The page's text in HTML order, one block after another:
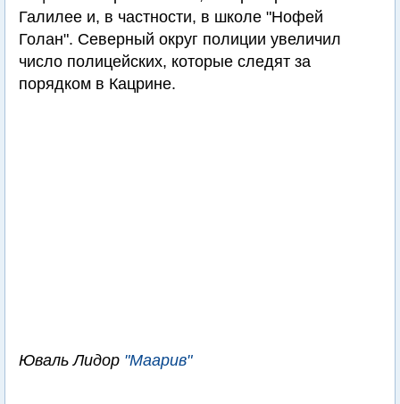
Галилее и, в частности, в школе "Нофей
Голан". Северный округ полиции увеличил
число полицейских, которые следят за
порядком в Кацрине.
Юваль Лидор "Маарив"